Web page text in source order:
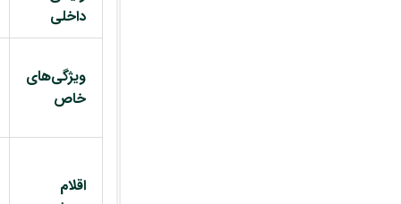
داخلی
ویژگی‌های
خاص
اقلام